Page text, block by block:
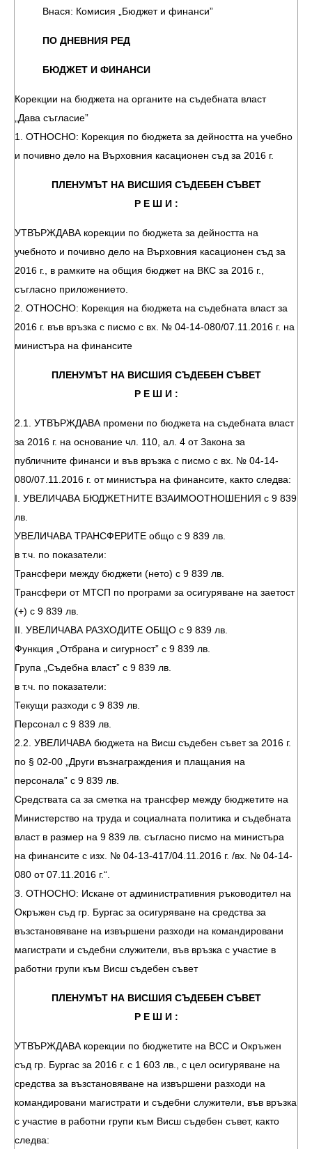
Внася: Комисия „Бюджет и финанси”
ПО ДНЕВНИЯ РЕД
БЮДЖЕТ И ФИНАНСИ
Корекции на бюджета на органите на съдебната власт
„Дава съгласие”
1. ОТНОСНО: Корекция по бюджета за дейността на учебно
и почивно дело на Върховния касационен съд за 2016 г.
ПЛЕНУМЪТ НА ВИСШИЯ СЪДЕБЕН СЪВЕТ
Р Е Ш И :
УТВЪРЖДАВА корекции по бюджета за дейността на
учебното и почивно дело на Върховния касационен съд за
2016 г., в рамките на общия бюджет на ВКС за 2016 г.,
съгласно приложението.
2. ОТНОСНО: Корекция на бюджета на съдебната власт за
2016 г. във връзка с писмо с вх. № 04-14-080/07.11.2016 г. на
министъра на финансите
ПЛЕНУМЪТ НА ВИСШИЯ СЪДЕБЕН СЪВЕТ
Р Е Ш И :
2.1. УТВЪРЖДАВА промени по бюджета на съдебната власт
за 2016 г. на основание чл. 110, ал. 4 от Закона за
публичните финанси и във връзка с писмо с вх. № 04-14-
080/07.11.2016 г. от министъра на финансите, както следва:
I. УВЕЛИЧАВА БЮДЖЕТНИТЕ ВЗАИМООТНОШЕНИЯ с 9 839
лв.
УВЕЛИЧАВА ТРАНСФЕРИТЕ общо с 9 839 лв.
в т.ч. по показатели:
Трансфери между бюджети (нето) с 9 839 лв.
Трансфери от МТСП по програми за осигуряване на заетост
(+) с 9 839 лв.
II. УВЕЛИЧАВА РАЗХОДИТЕ ОБЩО с 9 839 лв.
Функция „Отбрана и сигурност” с 9 839 лв.
Група „Съдебна власт” с 9 839 лв.
в т.ч. по показатели:
Текущи разходи с 9 839 лв.
Персонал с 9 839 лв.
2.2. УВЕЛИЧАВА бюджета на Висш съдебен съвет за 2016 г.
по § 02-00 „Други възнаграждения и плащания на
персонала” с 9 839 лв.
Средствата са за сметка на трансфер между бюджетите на
Министерство на труда и социалната политика и съдебната
власт в размер на 9 839 лв. съгласно писмо на министъра
на финансите с изх. № 04-13-417/04.11.2016 г. /вх. № 04-14-
080 от 07.11.2016 г.“.
3. ОТНОСНО: Искане от административния ръководител на
Окръжен съд гр. Бургас за осигуряване на средства за
възстановяване на извършени разходи на командировани
магистрати и съдебни служители, във връзка с участие в
работни групи към Висш съдебен съвет
ПЛЕНУМЪТ НА ВИСШИЯ СЪДЕБЕН СЪВЕТ
Р Е Ш И :
УТВЪРЖДАВА корекции по бюджетите на ВСС и Окръжен
съд гр. Бургас за 2016 г. с 1 603 лв., с цел осигуряване на
средства за възстановяване на извършени разходи на
командировани магистрати и съдебни служители, във връзка
с участие в работни групи към Висш съдебен съвет, както
следва: